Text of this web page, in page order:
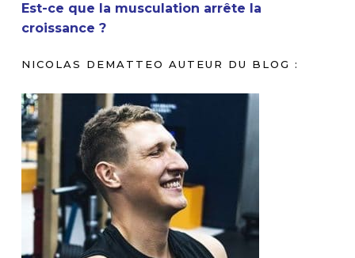
Est-ce que la musculation arrête la
croissance ?
NICOLAS DEMATTEO AUTEUR DU BLOG :